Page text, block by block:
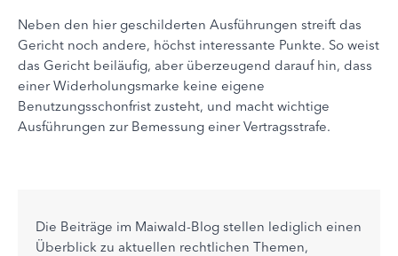
Neben den hier geschilderten Ausführungen streift das
Gericht noch andere, höchst interessante Punkte. So weist
das Gericht beiläufig, aber überzeugend darauf hin, dass
einer Widerholungsmarke keine eigene
Benutzungsschonfrist zusteht, und macht wichtige
Ausführungen zur Bemessung einer Vertragsstrafe.
Die Beiträge im Maiwald-Blog stellen lediglich einen
Überblick zu aktuellen rechtlichen Themen,